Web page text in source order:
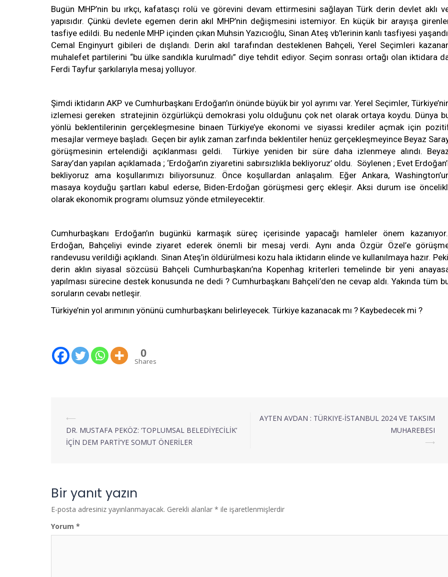
Bugün MHP’nin bu ırkçı, kafatasçı rolü ve görevini devam ettirmesini sağlayan Türk derin devlet aklı
yapısıdır. Çünkü devlete egemen derin akıl MHP’nin değişmesini istemiyor. En küçük bir arayışa
tasfiye edildi. Bu nedenle MHP içinden çıkan Muhsin Yazıcıoĝlu, Sinan Ateş vb’lerinin kanlı tasfiyesi
Cemal Enginyurt gibileri de dışlandı. Derin akıl tarafından desteklenen Bahçeli, Yerel Seçimleri
muhalefet partilerini “bu ülke sandıkla kurulmadı” diye tehdit ediyor. Seçim sonrası ortağı olan iktidara
Ferdi Tayfur şarkılarıyla mesaj yolluyor.
Şimdi iktidarın AKP ve Cumhurbaşkanı Erdoğan’ın önünde büyük bir yol ayrımı var. Yerel Seçimler,
izlemesi gereken stratejinin özgürlükçü demokrasi yolu olduğunu çok net olarak ortaya koydu. Dünya
yönlü beklentilerinin gerçekleşmesine binaen Türkiye’ye ekonomi ve siyassi krediler açmak için
mesajlar vermeye başladı. Geçen bir aylık zaman zarfında beklentiler henüz gerçekleşmeyince Beyaz
görüşmesinin ertelendiği açıklanması geldi. Türkiye yeniden bir süre daha izlenmeye alındı.
Saray’dan yapılan açıklamada ; ‘Erdoğan’ın ziyaretini sabırsızlıkla bekliyoruz’ oldu. Söylenen ; Evet
bekliyoruz ama koşullarımızı biliyorsunuz. Önce koşullardan anlaşalım. Eğer Ankara,
masaya koyduğu şartları kabul ederse, Biden-Erdoğan görüşmesi gerç ekleşir. Aksi durum ise
olarak ekonomik programı olumsuz yönde etmileyecektir.
Cumhurbaşkanı Erdoğan’ın bugünkü karmaşık süreç içerisinde yapacağı hamleler önem
Erdoğan, Bahçeliyi evinde ziyaret ederek önemli bir mesaj verdi. Aynı anda Özgür Özel’e
randevusu verildiği açıklandı. Sinan Ateş’in öldürülmesi kozu hala iktidarın elinde ve kullanılmaya hazır.
derin aklın siyasal sözcüsü Bahçeli Cumhurbaşkanı’na Kopenhag kriterleri temelinde bir yeni
yapılması sürecine destek konusunda ne dedi ? Cumhurbaşkanı Bahçeli’den ne cevap aldı. Yakında tüm
soruların cevabı netleşir.
Türkiye’nin yol arımının yönünü cumhurbaşkanı belirleyecek. Türkiye kazanacak mı ? Kaybedecek mi ?
0
Shares
⟵
DR. MUSTAFA PEKÖZ: ‘TOPLUMSAL BELEDİYECİLİK’
İÇİN DEM PARTİ’YE SOMUT ÖNERİLER
AYTEN AVDAN : TÜRKIYE-İSTANBUL 2024 VE TAKSIM
MUHAREBESI
⟶
Bir yanıt yazın
E-posta adresiniz yayınlanmayacak. Gerekli alanlar * ile işaretlenmişlerdir
Yorum *